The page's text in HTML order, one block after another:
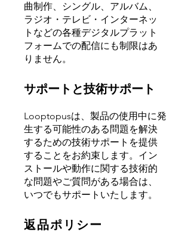
曲制作、シングル、アルバム、
ラジオ・テレビ・インターネッ
トなどの各種デジタルプラット
フォームでの配信にも制限はあ
りません。
サポートと技術サポート
Looptopusは、製品の使用中に発
生する可能性のある問題を解決
するための技術サポートを提供
することをお約束します。イン
ストールや動作に関する技術的
な問題やご質問がある場合は、
いつでもサポートいたします。
返品ポリシー